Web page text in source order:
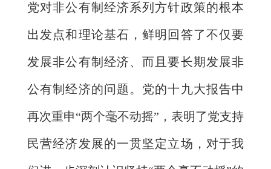
党对非公有制经济系列方针政策的根本
出发点和理论基石，鲜明回答了不仅要
发展非公有制经济、而且要长期发展非
公有制经济的问题。党的十九大报告中
再次重申“两个毫不动摇”，表明了党支持
民营经济发展的一贯坚定立场，对于我